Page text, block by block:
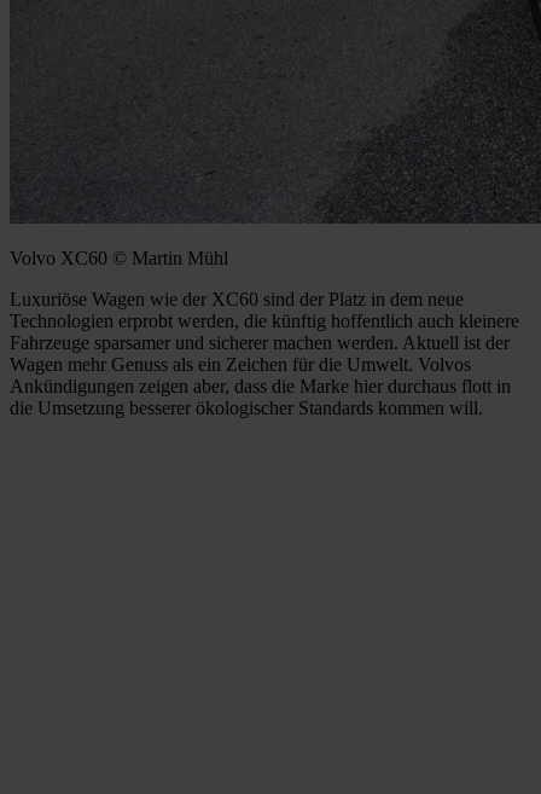
Volvo XC60 © Martin Mühl
Luxuriöse Wagen wie der XC60 sind der Platz in dem neue
Technologien erprobt werden, die künftig hoffentlich auch kleinere
Fahrzeuge sparsamer und sicherer machen werden. Aktuell ist der
Wagen mehr Genuss als ein Zeichen für die Umwelt. Volvos
Ankündigungen zeigen aber, dass die Marke hier durchaus flott in
die Umsetzung besserer ökologischer Standards kommen will.